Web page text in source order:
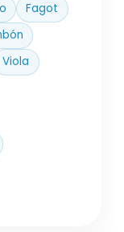
Fagot
Viola